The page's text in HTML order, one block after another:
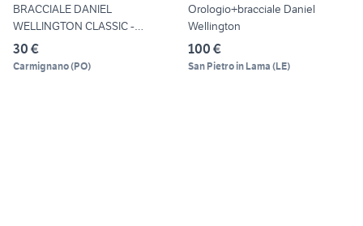
BRACCIALE DANIEL
WELLINGTON CLASSIC -
DW.00400004
30 €
Carmignano(PO)
Orologio+bracciale Daniel
Wellington
100 €
San Pietro in Lama (LE)